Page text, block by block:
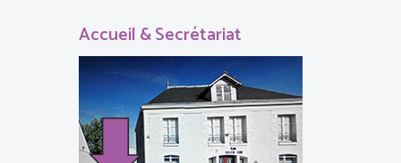
Accueil & Secrétariat